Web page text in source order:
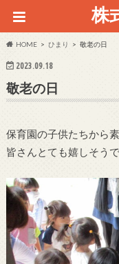
株
HOME ひまり 敬老の日
2023.09.18
敬老の日
保育園の子供たちから
皆さんとても嬉しそう